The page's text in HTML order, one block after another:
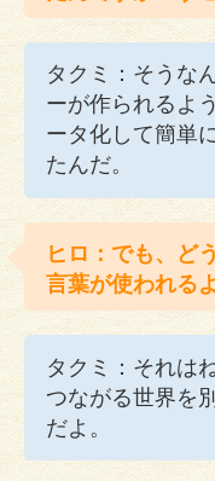
タクミ：そうな
ーが作られるよ
ータ化して簡単
たんだ。
ヒロ：でも、ど
言葉が使われる
タクミ：それは
つながる世界を
だよ。